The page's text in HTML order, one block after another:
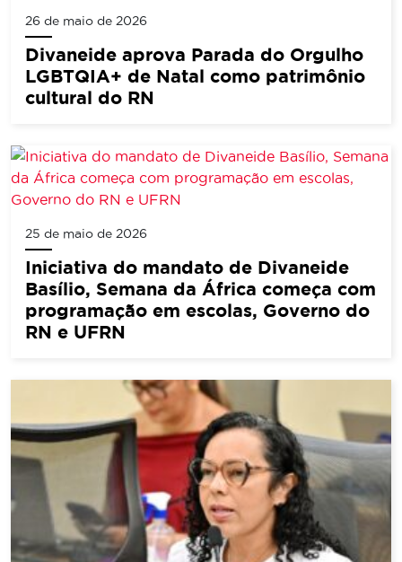
26 de maio de 2026
Divaneide aprova Parada do Orgulho
LGBTQIA+ de Natal como patrimônio
cultural do RN
25 de maio de 2026
Iniciativa do mandato de Divaneide
Basílio, Semana da África começa com
programação em escolas, Governo do
RN e UFRN